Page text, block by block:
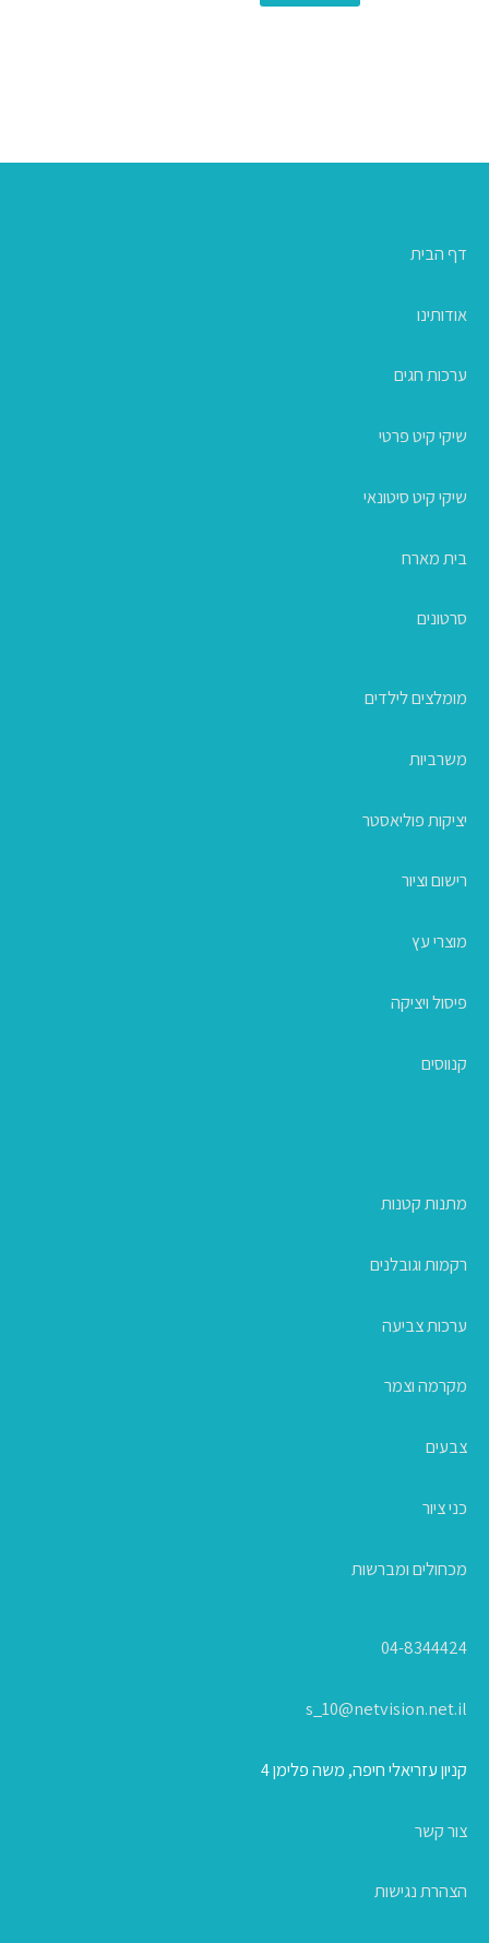
דף הבית
אודותינו
ערכות חגים
שיקי קיט פרטי
שיקי קיט סיטונאי
בית מארח
סרטונים
מומלצים לילדים
משרביות
יציקות פוליאסטר
רישום וציור
מוצרי עץ
פיסול ויציקה
קנווסים
מתנות קטנות
רקמות וגובלנים
ערכות צביעה
מקרמה וצמר
צבעים
כני ציור
מכחולים ומברשות
04-8344424
s_10@netvision.net.il
קניון עזריאלי חיפה, משה פלימן 4
צור קשר
הצהרת נגישות